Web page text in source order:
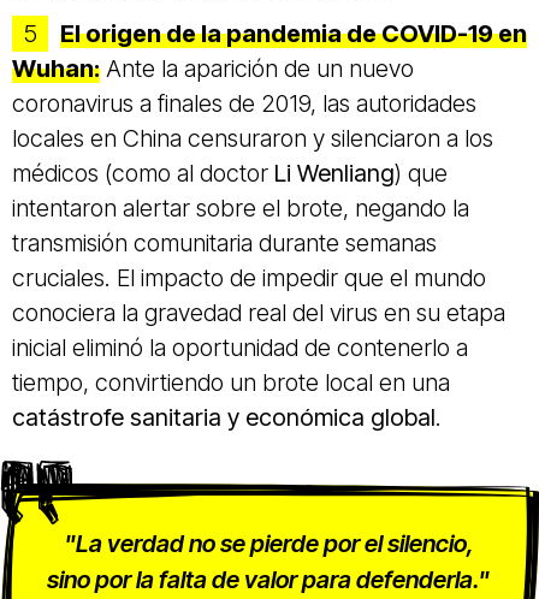
El origen de la pandemia de COVID-19 en
Wuhan: Ante la aparición de un nuevo
coronavirus a finales de 2019, las autoridades
locales en China censuraron y silenciaron a los
médicos (como al doctor Li Wenliang) que
intentaron alertar sobre el brote, negando la
transmisión comunitaria durante semanas
cruciales. El impacto de impedir que el mundo
conociera la gravedad real del virus en su etapa
inicial eliminó la oportunidad de contenerlo a
tiempo, convirtiendo un brote local en una
catástrofe sanitaria y económica global.
"La verdad no se pierde por el silencio,
sino por la falta de valor para defenderla."